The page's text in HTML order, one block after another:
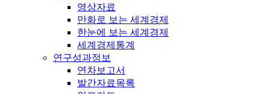
영상자료
만화로 보는 세계경제
한눈에 보는 세계경제
세계경제통계
연구성과정보
연차보고서
발간자료목록